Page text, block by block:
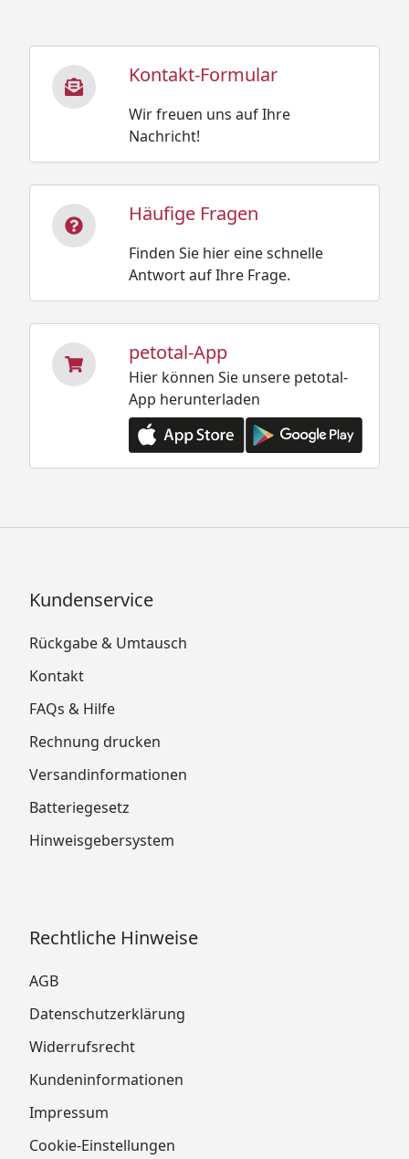
Kontakt-Formular
Wir freuen uns auf Ihre
Nachricht!
Häufige Fragen
Finden Sie hier eine schnelle
Antwort auf Ihre Frage.
petotal-App
Hier können Sie unsere petotal-
App herunterladen
Kundenservice
Rückgabe & Umtausch
Kontakt
FAQs & Hilfe
Rechnung drucken
Versandinformationen
Batteriegesetz
Hinweisgebersystem
Rechtliche Hinweise
AGB
Datenschutzerklärung
Widerrufsrecht
Kundeninformationen
Impressum
Cookie-Einstellungen